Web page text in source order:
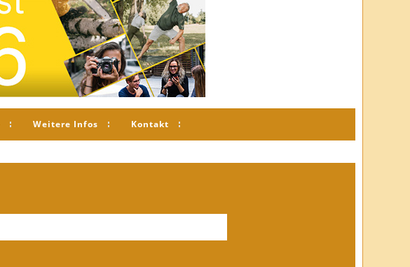
Weitere Infos Kontakt